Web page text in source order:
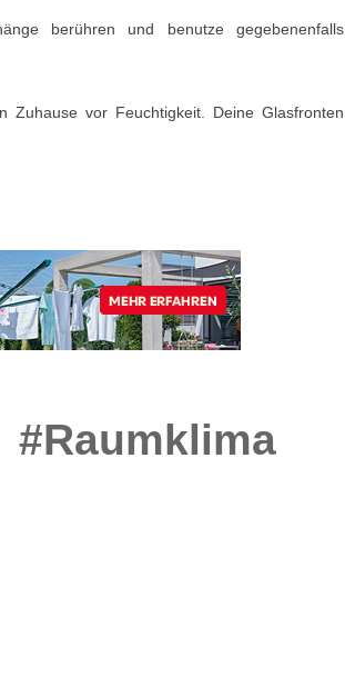
berühren und benutze gegebenenfalls
Zuhause vor Feuchtigkeit. Deine Glasfronten
#Raumklima